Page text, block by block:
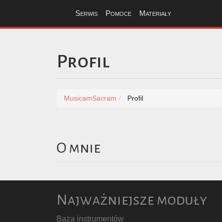
Serwis Pomoce Materiały
Profil
MusicamSacram Profil
O mnie
Najważniejsze moduły
Baza instrumentów